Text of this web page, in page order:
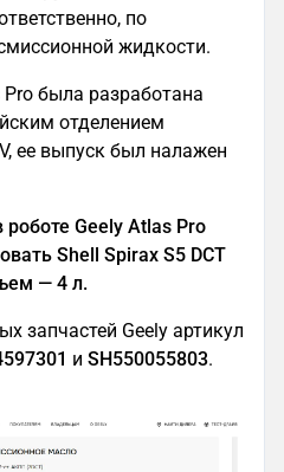
по
жидкости.
была разработана
отделением
ее выпуск был налажен
Geely Atlas Pro
Shell Spirax S5 DCT
— 4 л.
запчастей Geely артикул
и SH550055803.